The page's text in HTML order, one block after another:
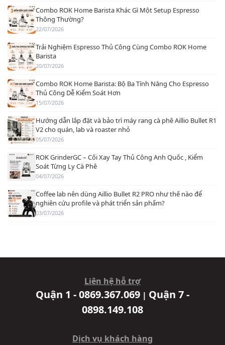
Combo ROK Home Barista Khác Gì Một Setup Espresso
Thông Thường?
22/07/2026
Trải Nghiệm Espresso Thủ Công Cùng Combo ROK Home
Barista
20/07/2026
Combo ROK Home Barista: Bộ Ba Tính Năng Cho Espresso
Thủ Công Dễ Kiểm Soát Hơn
15/07/2026
Hướng dẫn lắp đặt và bảo trì máy rang cà phê Aillio Bullet R1
V2 cho quán, lab và roaster nhỏ
05/07/2026
ROK GrinderGC – Cối Xay Tay Thủ Công Anh Quốc , Kiểm
Soát Từng Ly Cà Phê
04/07/2026
Coffee lab nên dùng Aillio Bullet R2 PRO như thế nào để
nghiên cứu profile và phát triển sản phẩm?
03/07/2026
Liên hệ hỗ trợ
Quận 1 - 0869.367.069 | Quận 7 -
0898.149.108
Dịch vụ khách hàng